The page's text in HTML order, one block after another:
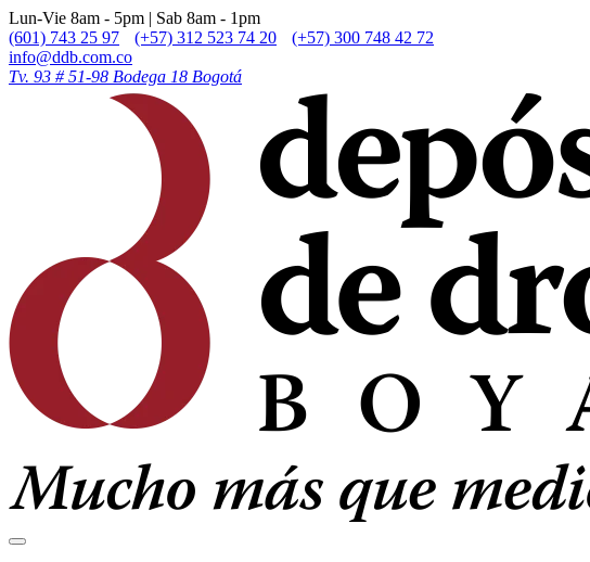
Lun-Vie 8am - 5pm | Sab 8am - 1pm
(601) 743 25 97
(+57) 312 523 74 20
(+57) 300 748 42 72
info@ddb.com.co
Tv. 93 # 51-98 Bodega 18 Bogotá